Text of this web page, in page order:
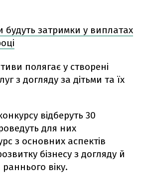
будуть затримки у виплатах
полягає у створені
з догляду за дітьми та їх
відберуть 30
для них
з основних аспектів
бізнесу з догляду й
раннього віку.